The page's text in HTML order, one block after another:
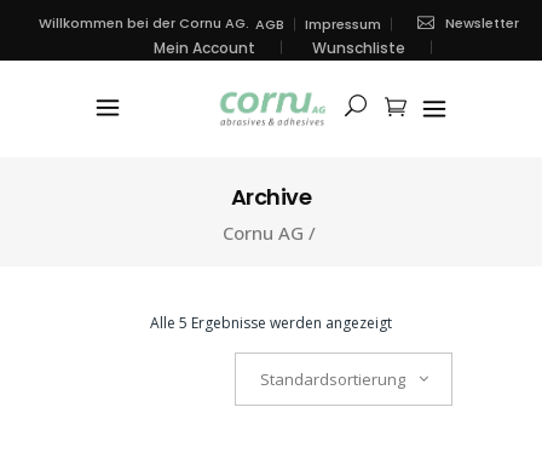
Willkommen bei der Cornu AG. AGB Impressum Newsletter
Mein Account Wunschliste
Archive
Cornu AG /
Alle 5 Ergebnisse werden angezeigt
Standardsortierung